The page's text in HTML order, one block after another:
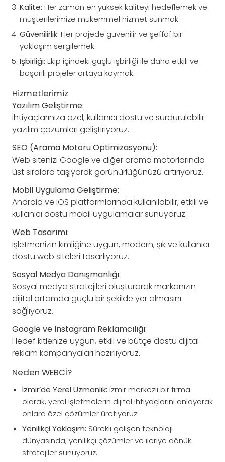
Kalite: Her zaman en yüksek kaliteyi hedeflemek ve
müşterilerimize mükemmel hizmet sunmak.
Güvenilirlik: Her projede güvenilir ve şeffaf bir
yaklaşım sergilemek.
İşbirliği: Ekip içindeki güçlü işbirliği ile daha etkili ve
başarılı projeler ortaya koymak.
Hizmetlerimiz
Yazılım Geliştirme:
İhtiyaçlarınıza özel, kullanıcı dostu ve sürdürülebilir
yazılım çözümleri geliştiriyoruz.
SEO (Arama Motoru Optimizasyonu):
Web sitenizi Google ve diğer arama motorlarında
üst sıralara taşıyarak görünürlüğünüzü artırıyoruz.
Mobil Uygulama Geliştirme:
Android ve iOS platformlarında kullanılabilir, etkili ve
kullanıcı dostu mobil uygulamalar sunuyoruz.
Web Tasarımı:
İşletmenizin kimliğine uygun, modern, şık ve kullanıcı
dostu web siteleri tasarlıyoruz.
Sosyal Medya Danışmanlığı:
Sosyal medya stratejileri oluşturarak markanızın
dijital ortamda güçlü bir şekilde yer almasını
sağlıyoruz.
Google ve Instagram Reklamcılığı:
Hedef kitlenize uygun, etkili ve bütçe dostu dijital
reklam kampanyaları hazırlıyoruz.
Neden WEBCİ?
İzmir’de Yerel Uzmanlık: İzmir merkezli bir firma
olarak, yerel işletmelerin dijital ihtiyaçlarını anlayarak
onlara özel çözümler üretiyoruz.
Yenilikçi Yaklaşım: Sürekli gelişen teknoloji
dünyasında, yenilikçi çözümler ve ileriye dönük
stratejiler sunuyoruz.